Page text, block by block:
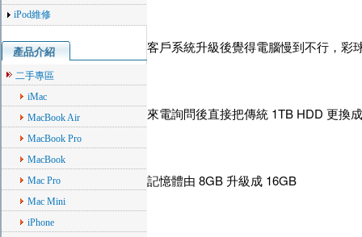
iPod維修
產品介紹
二手專區
iMac
MacBook Air
MacBook Pro
MacBook
Mac Pro
Mac Mini
iPhone
客戶系統升級後覺得電腦慢到不行，彩
來電詢問後直接把傳統 1TB HDD 更換成
記憶體由 8GB 升級成 16GB